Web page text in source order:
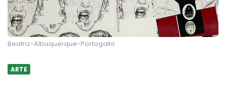
Beatriz-Albuquerque-Portogallo
ARTE